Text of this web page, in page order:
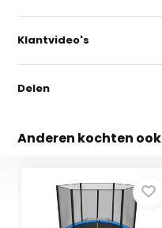
Klantvideo's
Delen
Anderen kochten ook